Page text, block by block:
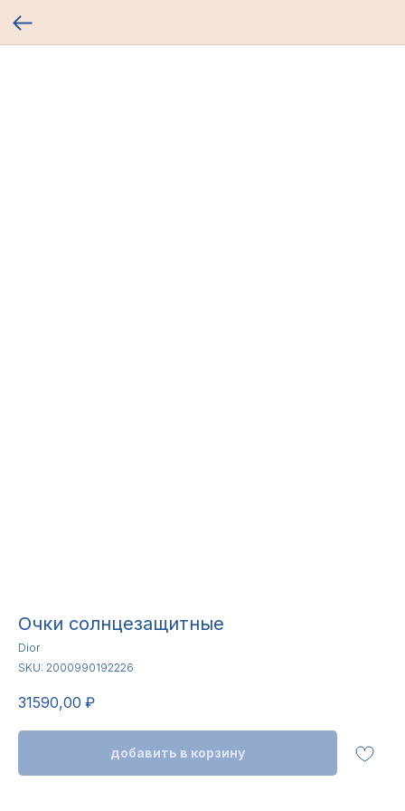
Очки солнцезащитные
Dior
SKU: 2000990192226
31590,00 ₽
добавить в корзину